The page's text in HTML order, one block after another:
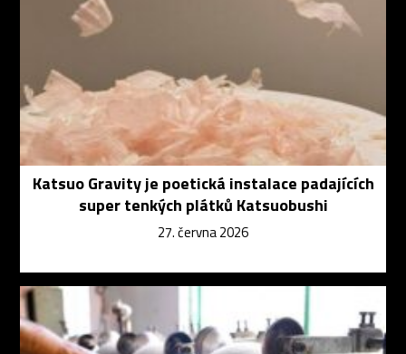
Katsuo Gravity je poetická instalace padajících
super tenkých plátků Katsuobushi
27. června 2026